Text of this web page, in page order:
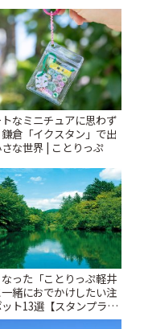
なミニチュアに思わず
倉「イクスタン」で出
な世界 | ことりっぷ
った「ことりっぷ軽井
緒におでかけしたい注
ト13選【スタンプラリ
】 | ことりっぷ